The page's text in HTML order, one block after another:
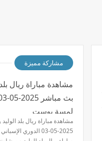
مشاركة مميزة
مشاهدة مباراة ريال
لمسة بوست
مشاهدة مباراة ريال بلد
2025-05-03 الدوري